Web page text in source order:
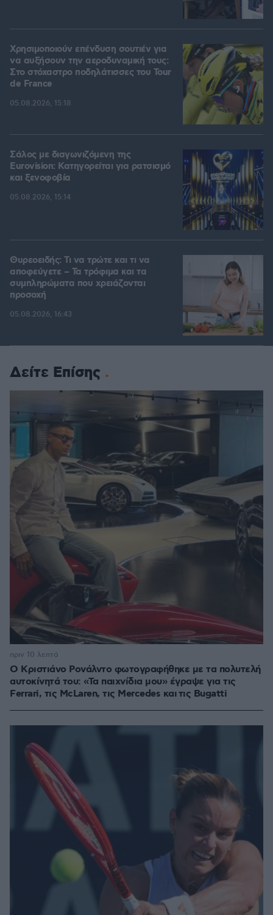
Χρησιμοποιούν επένδυση σουτιέν για
να αυξήσουν την αεροδυναμική τους:
Στο στόχαστρο ποδηλάτισσες του Tour
de France
05.08.2026, 15:18
Σάλος με διαγωνιζόμενη της
Eurovision: Κατηγορείται για ρατσισμό
και ξενοφοβία
05.08.2026, 15:14
Θυρεοειδής: Τι να τρώτε και τι να
αποφεύγετε – Τα τρόφιμα και τα
συμπληρώματα που χρειάζονται
προσοχή
05.08.2026, 16:43
Δείτε Επίσης
Ο Κριστιάνο Ρονάλντο φωτογραφήθηκε με τα πολυτελή
αυτοκίνητά του: «Τα παιχνίδια μου» έγραψε για τις
Ferrari, τις McLaren, τις Mercedes και τις Bugatti
πριν 10 λεπτά